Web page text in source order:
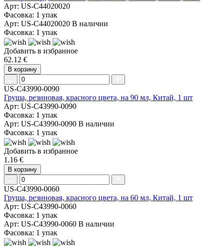
Арт: US-C44020020
Фасовка: 1 упак
Арт: US-C44020020 В наличии
Фасовка: 1 упак
Добавить в избранное
62.12 €
В корзину
US-C43990-0090
Груша, резиновая, красного цвета, на 90 мл, Китай, 1 шт
Арт: US-C43990-0090
Фасовка: 1 упак
Арт: US-C43990-0090 В наличии
Фасовка: 1 упак
Добавить в избранное
1.16 €
В корзину
US-C43990-0060
Груша, резиновая, красного цвета, на 60 мл, Китай, 1 шт
Арт: US-C43990-0060
Фасовка: 1 упак
Арт: US-C43990-0060 В наличии
Фасовка: 1 упак